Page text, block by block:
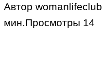
Автор womanlifeclub
мин.Просмотры 14